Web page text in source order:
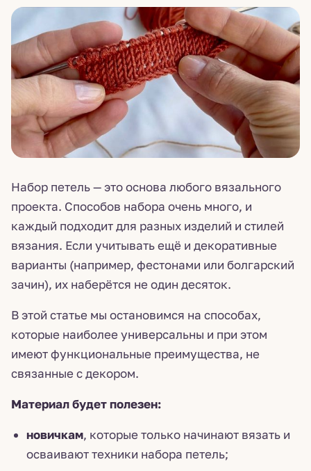
Набор петель — это основа любого вязального
проекта. Способов набора очень много, и
каждый подходит для разных изделий и стилей
вязания. Если учитывать ещё и декоративные
варианты (например, фестонами или болгарский
зачин), их наберётся не один десяток.
В этой статье мы остановимся на способах,
которые наиболее универсальны и при этом
имеют функциональные преимущества, не
связанные с декором.
Материал будет полезен:
новичкам, которые только начинают вязать и
осваивают техники набора петель;